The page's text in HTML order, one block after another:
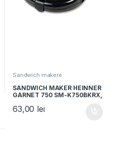
Sandwich makere
SANDWICH MAKER HEINNER
GARNET 750 SM-K750BKRX,
Capacitate: 2 sandwich-uri,
Negru/Rosu
63,00 lei